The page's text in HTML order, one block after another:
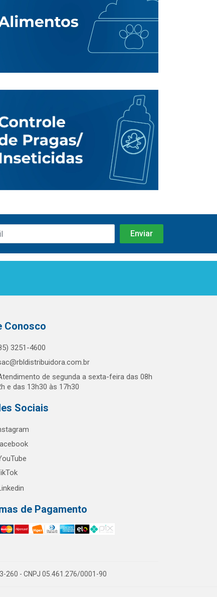
Conosco
3251-4600
de segunda a sexta-feira das 08h
e das 13h30 às 17h30
Sociais
de Pagamento
260 - CNPJ 05.461.276/0001-90